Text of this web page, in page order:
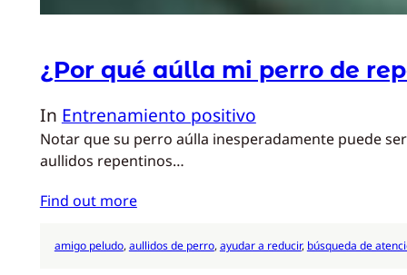
¿Por qué aúlla mi perro de
In Entrenamiento positivo
Notar que su perro aúlla inesperadamente puede
aullidos repentinos…
Find out more
amigo peludo, aullidos de perro, ayudar a reducir, búsqueda de